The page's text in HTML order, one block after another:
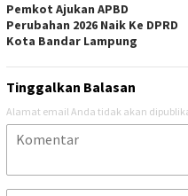
Pemkot Ajukan APBD
Perubahan 2026 Naik Ke DPRD
Kota Bandar Lampung
Tinggalkan Balasan
Alamat email Anda tidak akan